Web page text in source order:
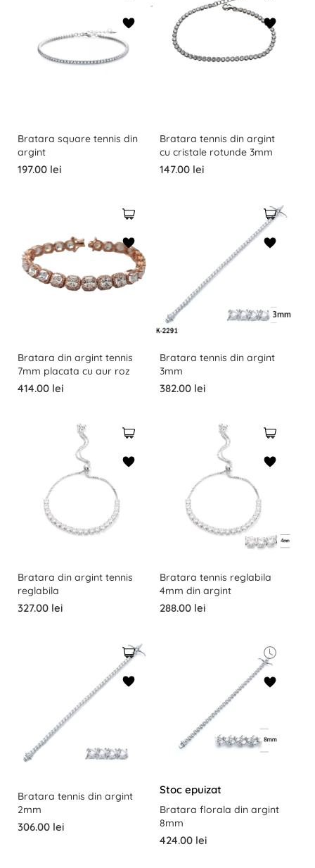
Bratara square tennis din
argint
197.00 lei
Bratara tennis din argint
cu cristale rotunde 3mm
147.00 lei
Bratara din argint tennis
7mm placata cu aur roz
414.00 lei
Bratara tennis din argint
3mm
382.00 lei
Bratara din argint tennis
reglabila
327.00 lei
Bratara tennis reglabila
4mm din argint
288.00 lei
Bratara tennis din argint
2mm
306.00 lei
Stoc epuizat
Bratara florala din argint
8mm
424.00 lei